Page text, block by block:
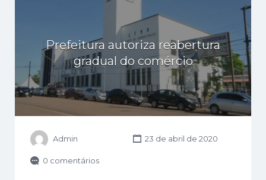
Prefeitura autoriza reabertura
gradual do comércio
Admin 23 de abril de 2020
0 comentários